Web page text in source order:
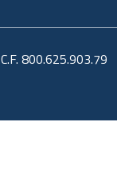
C.F. 800.625.903.79